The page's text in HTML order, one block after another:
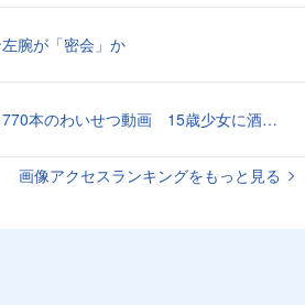
腕が「密会」か
押収スマホから770本のわいせつ動画 15歳少女に酒と薬飲ませ性的暴行か 54歳男を再逮捕 「薬もありますよ」とSNSで誘い出し
画像アクセスランキングをもっと見る